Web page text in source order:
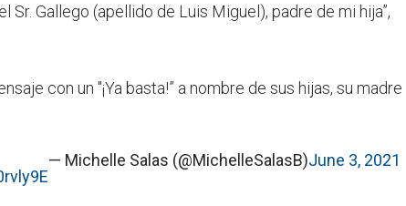
Sr. Gallego (apellido de Luis Miguel), padre de mi hija”,
con un "¡Ya basta!” a nombre de sus hijas, su madre
— Michelle Salas (@MichelleSalasB)June 3, 2021